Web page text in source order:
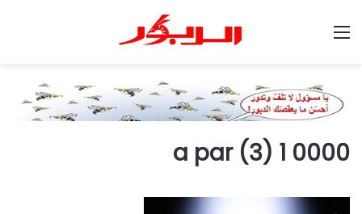
0000 1 a par (3)